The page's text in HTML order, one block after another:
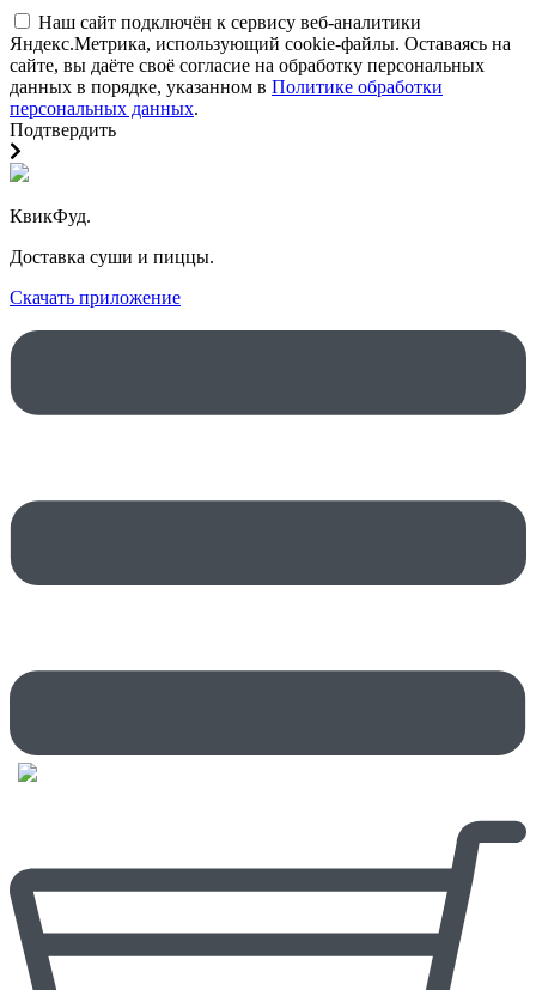
Наш сайт подключён к сервису веб-аналитики
Яндекс.Метрика, использующий cookie-файлы. Оставаясь на
сайте, вы даёте своё согласие на обработку персональных
данных в порядке, указанном в Политике обработки
персональных данных.
Подтвердить
КвикФуд.
Доставка суши и пиццы.
Скачать приложение